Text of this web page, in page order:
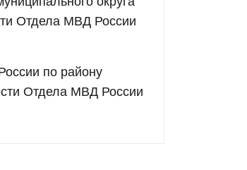
Отдела МВД России
по району
Отдела МВД России